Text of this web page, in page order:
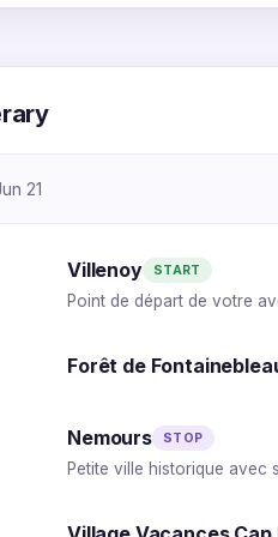
21
Villenoy START
Point de départ de votre
Forêt de
Nemours STOP
Petite ville historique avec